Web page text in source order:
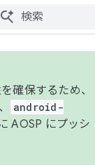
確保するため、
android-
AOSP にプッシ